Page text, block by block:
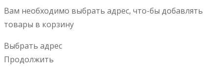
Вам необходимо выбрать адрес, что-бы добавлять
товары в корзину
Выбрать адрес
Продолжить